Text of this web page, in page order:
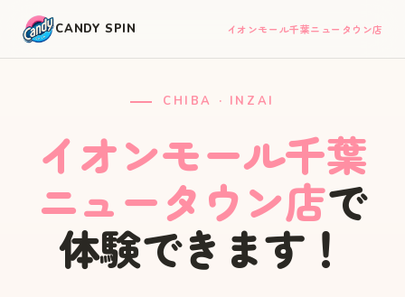
CANDY SPIN イオンモール千葉ニュータウン店
CHIBA · INZAI
イオンモール千葉
ニュータウン店で
体験できます！